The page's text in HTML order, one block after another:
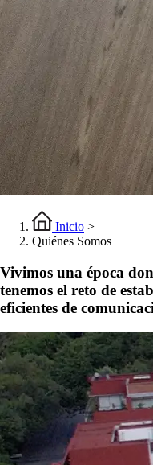
Inicio >
Quiénes Somos
Vivimos una época
tenemos el reto de
eficientes de